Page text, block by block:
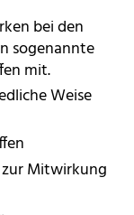
bei den
sogenannte
mit.
Weise
zur Mitwirkung